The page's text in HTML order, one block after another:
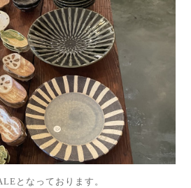
となっております。